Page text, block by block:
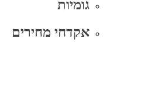
גומיות
אקדחי מחירים